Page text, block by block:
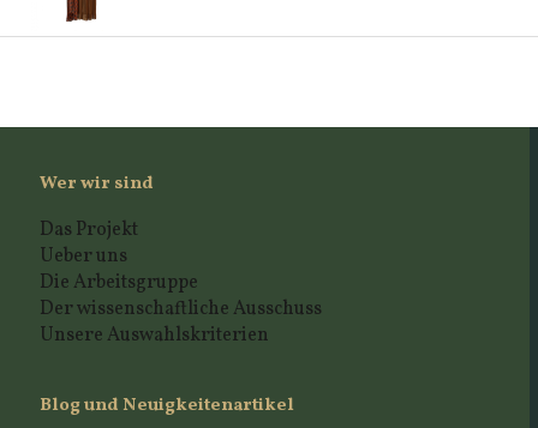
Wer wir sind
Das Projekt
Ueber uns
Die Arbeitsgruppe
Der wissenschaftliche Ausschuss
Unsere Auswahlskriterien
Blog und Neuigkeitenartikel